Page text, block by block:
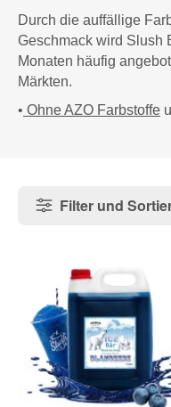
Durch die auffällige
Geschmack wird Slush
Monaten häufig
Märkten.
• Ohne AZO Farbstoffe
Filter und